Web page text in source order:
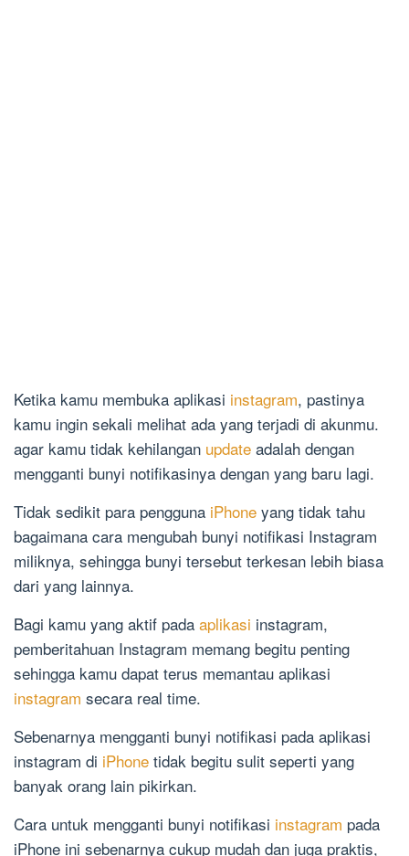
Ketika kamu membuka aplikasi instagram, pastinya
kamu ingin sekali melihat ada yang terjadi di akunmu.
agar kamu tidak kehilangan update adalah dengan
mengganti bunyi notifikasinya dengan yang baru lagi.
Tidak sedikit para pengguna iPhone yang tidak tahu
bagaimana cara mengubah bunyi notifikasi Instagram
miliknya, sehingga bunyi tersebut terkesan lebih biasa
dari yang lainnya.
Bagi kamu yang aktif pada aplikasi instagram,
pemberitahuan Instagram memang begitu penting
sehingga kamu dapat terus memantau aplikasi
instagram secara real time.
Sebenarnya mengganti bunyi notifikasi pada aplikasi
instagram di iPhone tidak begitu sulit seperti yang
banyak orang lain pikirkan.
Cara untuk mengganti bunyi notifikasi instagram pada
iPhone ini sebenarnya cukup mudah dan juga praktis,